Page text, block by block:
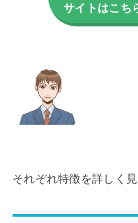
サイトはこち
それぞれ特徴を詳しく